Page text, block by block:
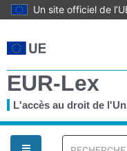
Un site officiel de
au
contenu
EUR-Lex
L'accès au droit de
Vous
êtes